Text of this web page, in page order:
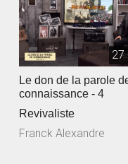
27
Le don de la parole
connaissance - 4
Revivaliste
Franck Alexandre